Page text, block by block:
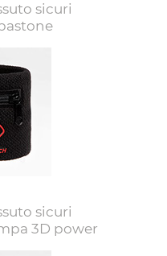
sicuri
sicuri
3D power